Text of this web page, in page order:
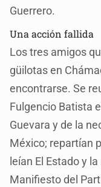
Guerrero.
Una acción fallida
Los tres amigos
güilotas en
encontrarse. Se
Fulgencio Batista
Guevara y de la
México; repartían
leían El Estado y
Manifiesto del